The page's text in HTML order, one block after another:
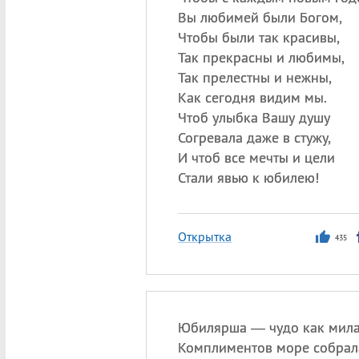
Вы любимей были Богом,
Чтобы были так красивы,
Так прекрасны и любимы,
Так прелестны и нежны,
Как сегодня видим мы.
Чтоб улыбка Вашу душу
Согревала даже в стужу,
И чтоб все мечты и цели
Стали явью к юбилею!
Открытка 435
Юбилярша — чудо как
Комплиментов море